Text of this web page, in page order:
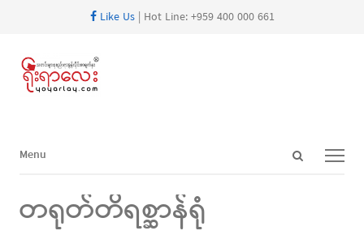
Like Us| Hot Line: +959 400 000 661
Open
Menu
Menu
တရုတ်တိရစ္ဆာန်ရုံ